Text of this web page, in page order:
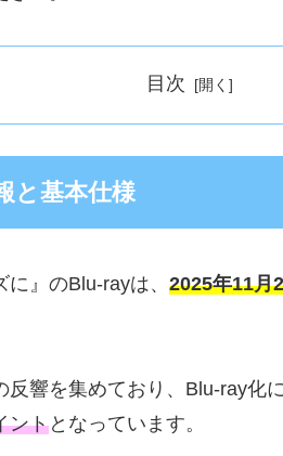
目次
と基本仕様
』のBlu‑rayは、 2025年11月
響を集めており、Blu‑ray化
ントとなっています。